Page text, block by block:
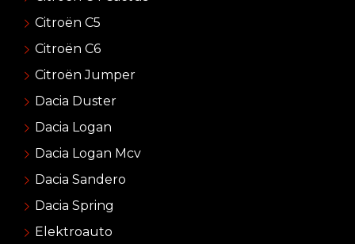
Citroën C5
Citroën C6
Citroën Jumper
Dacia Duster
Dacia Logan
Dacia Logan Mcv
Dacia Sandero
Dacia Spring
Elektroauto